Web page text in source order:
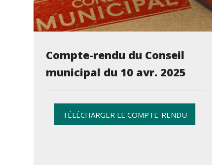
Compte-rendu du Conseil
municipal du 10 avr. 2025
TÉLÉCHARGER LE COMPTE-RENDU